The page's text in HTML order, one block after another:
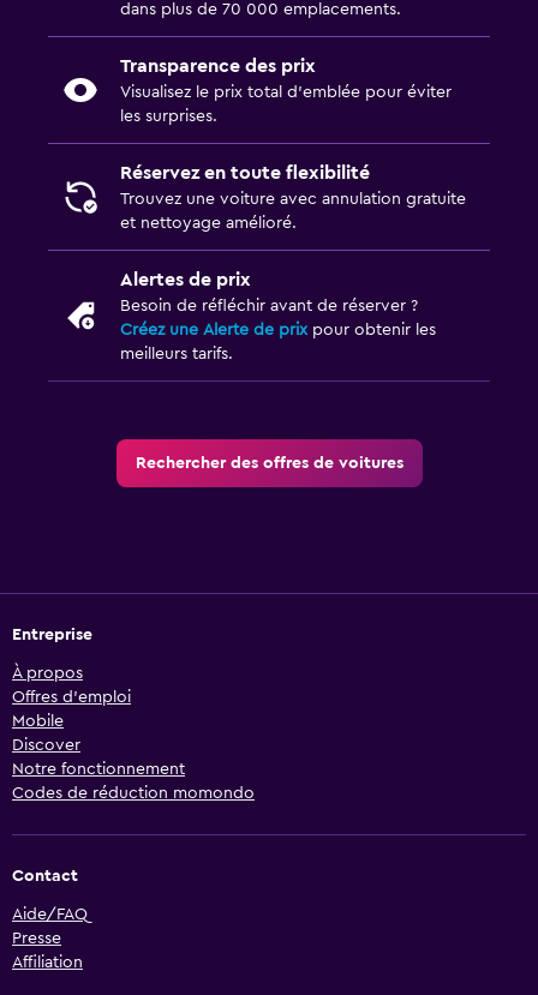
dans plus de 70 000 emplacements.
Transparence des prix
Visualisez le prix total d’emblée pour éviter
les surprises.
Réservez en toute flexibilité
Trouvez une voiture avec annulation gratuite
et nettoyage amélioré.
Alertes de prix
Besoin de réfléchir avant de réserver ?
Créez une Alerte de prixpour obtenir les
meilleurs tarifs.
Rechercher des offres de voitures
Entreprise
À propos
Offres d’emploi
Mobile
Discover
Notre fonctionnement
Codes de réduction momondo
Contact
Aide/FAQ
Presse
Affiliation